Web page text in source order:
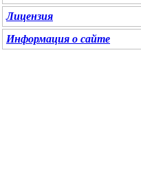
Лицензия
Информация о сайте